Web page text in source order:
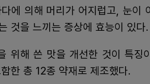
에 의해 머리가 어지럽고, 눈이
것을 느끼는 증상에 효능이 있다.
위해 쓴 맛을 개선한 것이 특징
한 총 12종 약재로 제조했다.